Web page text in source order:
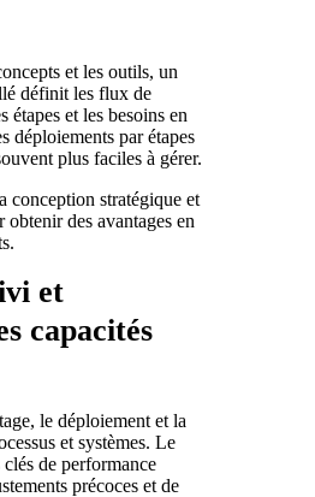
et les outils, un
définit les flux de
étapes et les besoins en
déploiements par étapes
plus faciles à gérer.
conception stratégique et
des avantages en
et
capacités
le déploiement et la
et systèmes. Le
de performance
précoces et de